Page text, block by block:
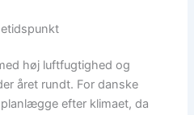
høj luftfugtighed og
året rundt. For danske
efter klimaet, da